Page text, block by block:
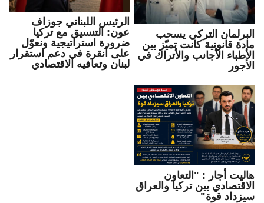
البرلمان التركي يسحب
مادة قانونية كانت تميّز بين
الأطباء الأجانب والأتراك في
الأجور
الرئيس اللبناني جوزاف
عون: التنسيق مع تركيا
ضرورة استراتيجية ونعوّل
على أنقرة في دعم استقرار
لبنان وتعافيه الاقتصادي
هاليت أجار : "التعاون
الاقتصادي بين تركيا والعراق
سيزداد قوة"